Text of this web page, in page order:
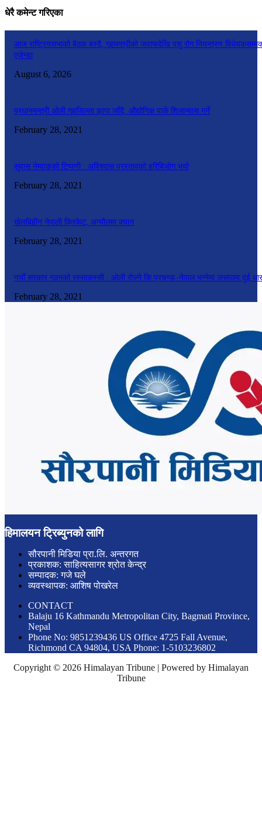
धेरै कमेन्ट गरिएका
आज राष्ट्रियसभाको बैठक बस्दै, गृहमन्त्रीको जवाफदेखि पशु रोग नियन्त्रण
एजेन्डा
August 6, 2026
प्रधानमन्त्री ओली गृहजिल्ला झापा जाँदै, औद्योगिक पार्क शिलान्यास गर्ने
February 28, 2021
सुवास नेम्वाङको टिप्पणी : अविश्वास प्रस्तावको हरिबिजोग भयो
February 28, 2021
खेलबिहीन नेपाली क्रिकेट, अन्यौलमा क्यान
February 28, 2021
नयाँ सरकार गठनको रस्साकस्सी : ओली रोज्ने कि प्रचण्ड–नेपाल भन्नेमा जसपामा दुई धार
February 28, 2021
हिमालयन ट्रिब्युनको लागि
सौरपानी मिडिया प्रा.लि. अन्तरगत
प्रकाशक: साहित्यसागर श्रोत केन्द्र
सम्पादक: गजे घले
व्यवस्थापक: आशिष पोखरेल
CONTACT
Balaju 16 Kathmandu Metropolitan City, Bagmati Province,
Nepal
Phone No: 9851239436 US Office 4725 Fall Avenue,
Richmond CA 94804, USA Phone: 1-5103236802
Copyright © 2026 Himalayan Tribune | Powered by Himalayan
Tribune